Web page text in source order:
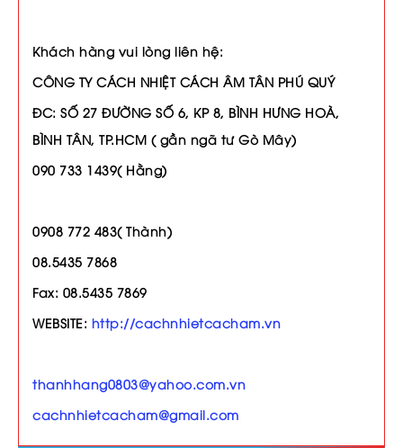
Khách hàng vui lòng liên hệ:
CÔNG TY CÁCH NHIỆT CÁCH ÂM TÂN PHÚ QUÝ
ĐC: SỐ 27 ĐƯỜNG SỐ 6, KP 8, BÌNH HƯNG HOÀ,
BÌNH TÂN, TP.HCM ( gần ngã tư Gò Mây)
090 733 1439( Hằng)
0908 772 483( Thành)
08.5435 7868
Fax: 08.5435 7869
WEBSITE: http://cachnhietcacham.vn
thanhhang0803@yahoo.com.vn
cachnhietcacham@gmail.com